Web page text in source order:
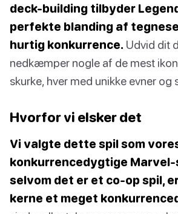
deck-building tilbyder
perfekte blanding af
hurtig konkurrence. Udvid dit
nedkæmper nogle af de mest
skurke, hver med unikke evner og
Hvorfor vi elsker det
Vi valgte dette spil som
konkurrencedygtige
selvom det er et co-op spil,
kerne et meget